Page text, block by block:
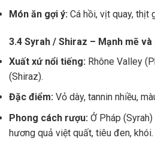
Món ăn gợi ý: Cá hồi, vịt quay, thịt
3.4 Syrah / Shiraz – Mạnh mẽ và
Xuất xứ nổi tiếng: Rhône Valley
(Shiraz).
Đặc điểm: Vỏ dày, tannin nhiều,
Phong cách rượu: Ở Pháp
hương quả việt quất, tiêu đen,